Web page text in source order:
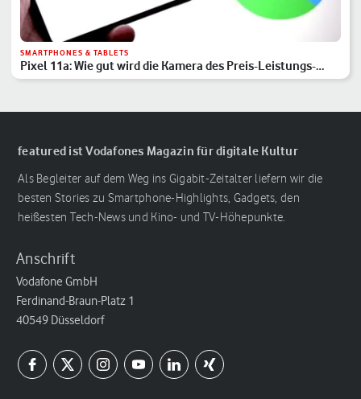
SMARTPHONES & TABLETS
Pixel 11a: Wie gut wird die Kamera des Preis-Leistungs-
Hits?
featured ist Vodafones Magazin für digitale Kultur
Als Begleiter auf dem Weg ins Gigabit-Zeitalter liefern wir die
besten Stories zu Smartphone-Highlights, Gadgets, den
heißesten Tech-News und Kino- und TV-Höhepunkte.
Anschrift
Vodafone GmbH
Ferdinand-Braun-Platz 1
40549 Düsseldorf